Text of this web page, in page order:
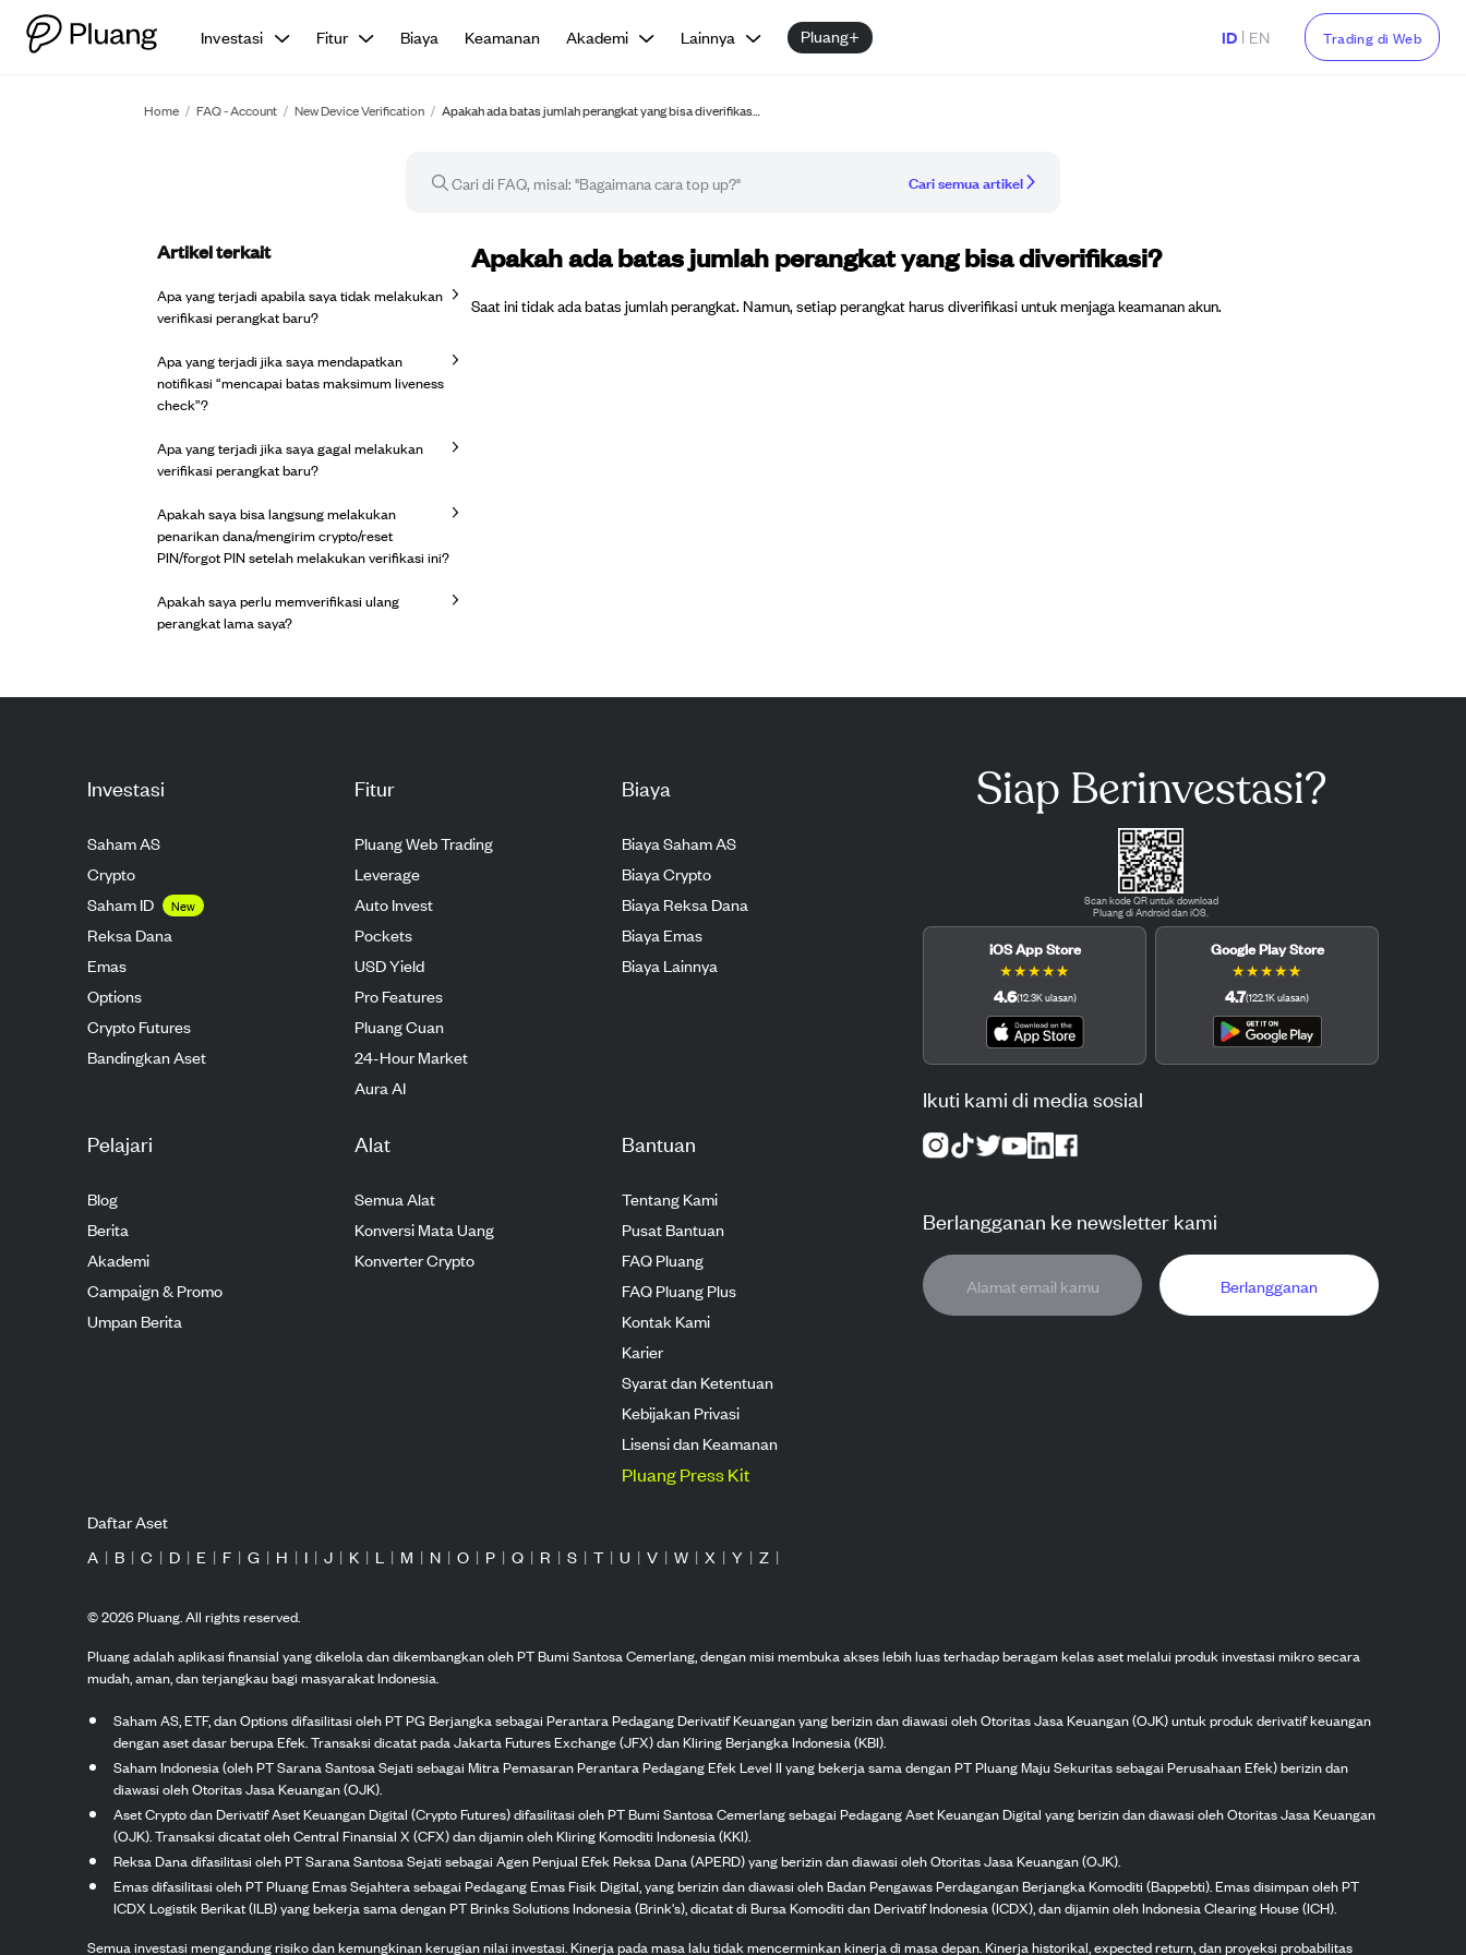
Investasi Fitur Biaya Keamanan Akademi Lainnya Pluang+ ID | EN Trading di Web
Home / FAQ - Account / New Device Verification / Apakah ada batas jumlah perangkat yang bisa diverifikas…
Cari semua artikel
Artikel FAQ
Apakah ada batas jumlah perangkat yang bisa diverifikasi?
Saat ini tidak ada batas jumlah perangkat. Namun, setiap perangkat harus diverifikasi untuk menjaga keamanan akun.
Artikel terkait
Apa yang terjadi apabila saya tidak melakukan
verifikasi perangkat baru?
Apa yang terjadi jika saya mendapatkan
notifikasi “mencapai batas maksimum liveness
check”?
Apa yang terjadi jika saya gagal melakukan
verifikasi perangkat baru?
Apakah saya bisa langsung melakukan
penarikan dana/mengirim crypto/reset
PIN/forgot PIN setelah melakukan verifikasi ini?
Apakah saya perlu memverifikasi ulang
perangkat lama saya?
Investasi
Saham AS
Crypto
Saham ID
New
Reksa Dana
Emas
Options
Crypto Futures
Bandingkan Aset
Fitur
Pluang Web Trading
Leverage
Auto Invest
Pockets
USD Yield
Pro Features
Pluang Cuan
24-Hour Market
Aura AI
Biaya
Biaya Saham AS
Biaya Crypto
Biaya Reksa Dana
Biaya Emas
Biaya Lainnya
Pelajari
Blog
Berita
Akademi
Campaign & Promo
Umpan Berita
Alat
Semua Alat
Konversi Mata Uang
Konverter Crypto
Bantuan
Tentang Kami
Pusat Bantuan
FAQ Pluang
FAQ Pluang Plus
Kontak Kami
Karier
Syarat dan Ketentuan
Kebijakan Privasi
Lisensi dan Keamanan
Pluang Press Kit
Siap Berinvestasi?
Scan kode QR untuk download
Pluang di Android dan iOS.
iOS App Store
★★★★★
4.6(12.3Kulasan)
Google Play Store
★★★★★
4.7(122.1Kulasan)
Ikuti kami di media sosial
Berlangganan ke newsletter kami
Berlangganan
Daftar Aset
A | B | C | D | E | F | G | H | I | J | K | L | M | N | O | P | Q | R | S | T | U | V | W | X | Y | Z |
©2026Pluang. All rights reserved.
Pluang adalah aplikasi finansial yang dikelola dan dikembangkan oleh PT Bumi Santosa Cemerlang, dengan misi membuka akses lebih luas terhadap beragam kelas aset melalui produk investasi mikro secara
mudah, aman, dan terjangkau bagi masyarakat Indonesia.
Saham AS, ETF, dan Options difasilitasi oleh PT PG Berjangka sebagai Perantara Pedagang Derivatif Keuangan yang berizin dan diawasi oleh Otoritas Jasa Keuangan (OJK) untuk produk derivatif keuangan
dengan aset dasar berupa Efek. Transaksi dicatat pada Jakarta Futures Exchange (JFX) dan Kliring Berjangka Indonesia (KBI).
Saham Indonesia (oleh PT Sarana Santosa Sejati sebagai Mitra Pemasaran Perantara Pedagang Efek Level II yang bekerja sama dengan PT Pluang Maju Sekuritas sebagai Perusahaan Efek) berizin dan
diawasi oleh Otoritas Jasa Keuangan (OJK).
Aset Crypto dan Derivatif Aset Keuangan Digital (Crypto Futures) difasilitasi oleh PT Bumi Santosa Cemerlang sebagai Pedagang Aset Keuangan Digital yang berizin dan diawasi oleh Otoritas Jasa Keuangan
(OJK). Transaksi dicatat oleh Central Finansial X (CFX) dan dijamin oleh Kliring Komoditi Indonesia (KKI).
Reksa Dana difasilitasi oleh PT Sarana Santosa Sejati sebagai Agen Penjual Efek Reksa Dana (APERD) yang berizin dan diawasi oleh Otoritas Jasa Keuangan (OJK).
Emas difasilitasi oleh PT Pluang Emas Sejahtera sebagai Pedagang Emas Fisik Digital, yang berizin dan diawasi oleh Badan Pengawas Perdagangan Berjangka Komoditi (Bappebti). Emas disimpan oleh PT
ICDX Logistik Berikat (ILB) yang bekerja sama dengan PT Brinks Solutions Indonesia (Brink's), dicatat di Bursa Komoditi dan Derivatif Indonesia (ICDX), dan dijamin oleh Indonesia Clearing House (ICH).
Semua investasi mengandung risiko dan kemungkinan kerugian nilai investasi. Kinerja pada masa lalu tidak mencerminkan kinerja di masa depan. Kinerja historikal, expected return, dan proyeksi probabilitas